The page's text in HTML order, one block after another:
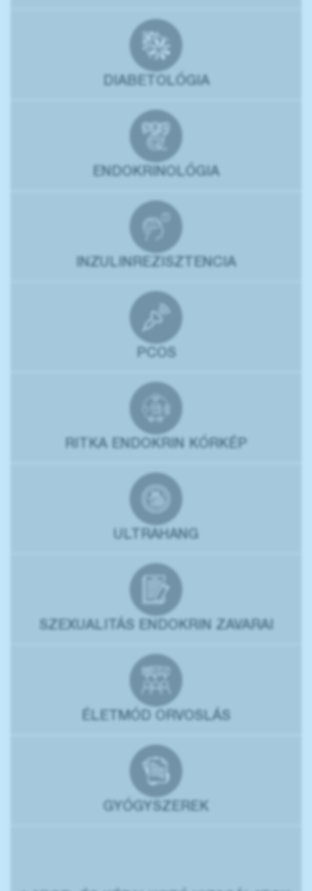
DIABETOLÓGIA
ENDOKRINOLÓGIA
INZULINREZISZTENCIA
PCOS
RITKA ENDOKRIN KÓRKÉP
ULTRAHANG
SZEXUALITÁS ENDOKRIN ZAVARAI
ÉLETMÓD ORVOSLÁS
GYÓGYSZEREK